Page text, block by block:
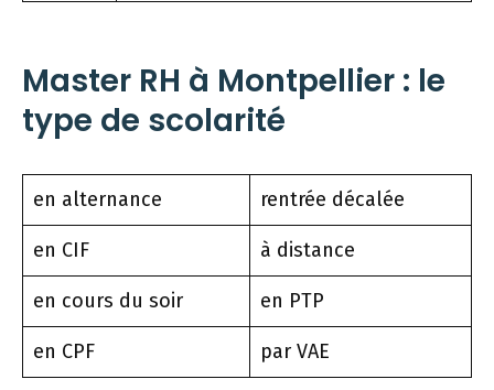
Master RH à Montpellier : le
type de scolarité
en alternance rentrée décalée
en CIF à distance
en cours du soir en PTP
en CPF par VAE